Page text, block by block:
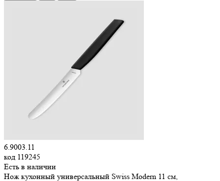
6.9003.11
код 119245
Есть в наличии
Нож кухонный универсальный Swiss Modern 11 см,